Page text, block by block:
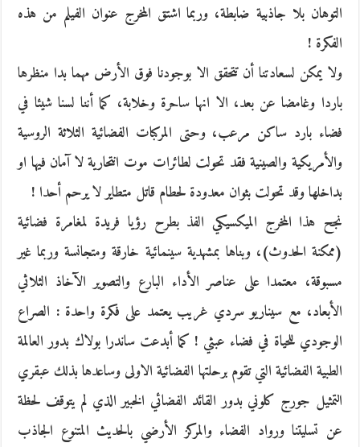
التوهان بلا جاذبية ضابطة، وربما اشتق المخرج عنوان الفيلم من هذه
الفكرة !
ولا يمكن لسعادتنا أن تتحقق الا بوجودنا فوق الأرض مهما بدا منظرها
باردا وغامضا عن بعد، الا انها ساحرة وخلابة، كما أننا لسنا شيئا في
فضاء بارد ساكن مرعب، وحتى المركبات الفضائية الثلاثة الروسية
والأمريكية والصينية فقد تحولت لطائرات موت انتحارية لا آمان فيها او
بداخلها وقد تحولت بثوان معدودة لحطام قاتل متطاير لا يرحم أحدا !
نجح هذا المخرج الميكسيكي الفذ بطرح رؤيا فريدة لمغامرة فضائية
(ممكنة الحدوث)، وبناها بمشهدية سينمائية خارقة ومتجانسة وربما غير
مسبوقة، معتمدا على عناصر الأداء البارع والتصوير الآخاذ الثلاثي
الأبعاد، مع سيناريو سردي غريب يعتمد على فكرة واحدة : الصراع
الوجودي للحياة في فضاء عبثي ! كما أبدعت ساندرا بولاك بدور العالمة
الطبية الفضائية التي تقوم برحلتها الفضائية الاولى وساعدها بذلك عبقري
التمثيل جورج كلوني بدور القائد الفضائي الخبير الذي لم يتوقف لحظة
عن تسليتنا ورواد الفضاء والمركز الأرضي بالحديث المتنوع الجاذب